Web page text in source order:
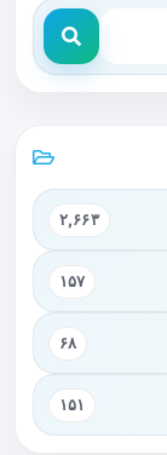
۲,۶۶۳
۱۵۷
۶۸
۱۵۱